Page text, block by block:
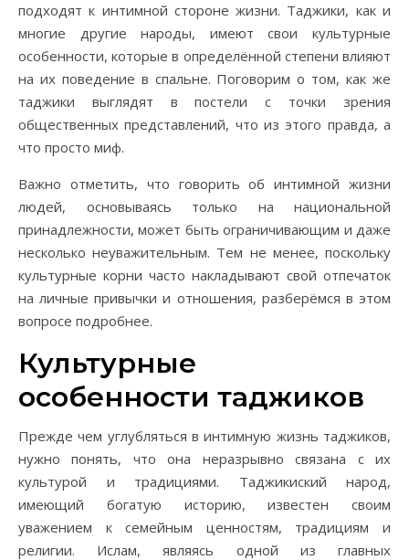
подходят к интимной стороне жизни. Таджики, как и
многие другие народы, имеют свои культурные
особенности, которые в определённой степени влияют
на их поведение в спальне. Поговорим о том, как же
таджики выглядят в постели с точки зрения
общественных представлений, что из этого правда, а
что просто миф.
Важно отметить, что говорить об интимной жизни
людей, основываясь только на национальной
принадлежности, может быть ограничивающим и даже
несколько неуважительным. Тем не менее, поскольку
культурные корни часто накладывают свой отпечаток
на личные привычки и отношения, разберёмся в этом
вопросе подробнее.
Культурные
особенности таджиков
Прежде чем углубляться в интимную жизнь таджиков,
нужно понять, что она неразрывно связана с их
культурой и традициями. Таджикиский народ,
имеющий богатую историю, известен своим
уважением к семейным ценностям, традициям и
религии. Ислам, являясь одной из главных